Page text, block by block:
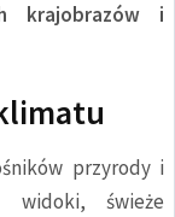
krajobrazów i
przyrody i
widoki, świeże